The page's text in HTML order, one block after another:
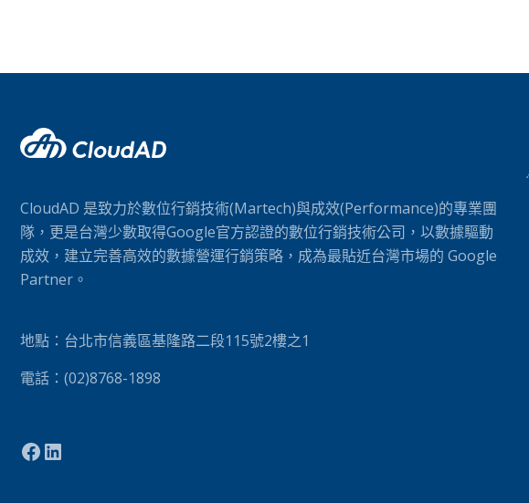
CloudAD 是致力於數位行銷技術(Martech)與成效(Performance)的專業團
隊，更是台灣少數取得Google官方認證的數位行銷技術公司，以數據驅動
成效，建立完善高效的數據營運行銷策略，成為最貼近台灣市場的 Google
Partner。
地點：台北市信義區基隆路二段115號2樓之1
電話：(02)8768-1898